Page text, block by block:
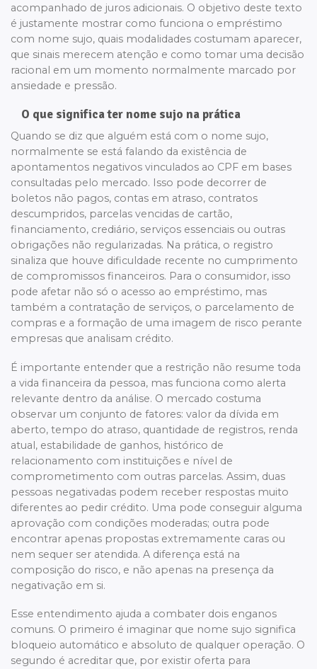
acompanhado de juros adicionais. O objetivo deste texto
é justamente mostrar como funciona o empréstimo
com nome sujo, quais modalidades costumam aparecer,
que sinais merecem atenção e como tomar uma decisão
racional em um momento normalmente marcado por
ansiedade e pressão.
O que significa ter nome sujo na prática
Quando se diz que alguém está com o nome sujo,
normalmente se está falando da existência de
apontamentos negativos vinculados ao CPF em bases
consultadas pelo mercado. Isso pode decorrer de
boletos não pagos, contas em atraso, contratos
descumpridos, parcelas vencidas de cartão,
financiamento, crediário, serviços essenciais ou outras
obrigações não regularizadas. Na prática, o registro
sinaliza que houve dificuldade recente no cumprimento
de compromissos financeiros. Para o consumidor, isso
pode afetar não só o acesso ao empréstimo, mas
também a contratação de serviços, o parcelamento de
compras e a formação de uma imagem de risco perante
empresas que analisam crédito.
É importante entender que a restrição não resume toda
a vida financeira da pessoa, mas funciona como alerta
relevante dentro da análise. O mercado costuma
observar um conjunto de fatores: valor da dívida em
aberto, tempo do atraso, quantidade de registros, renda
atual, estabilidade de ganhos, histórico de
relacionamento com instituições e nível de
comprometimento com outras parcelas. Assim, duas
pessoas negativadas podem receber respostas muito
diferentes ao pedir crédito. Uma pode conseguir alguma
aprovação com condições moderadas; outra pode
encontrar apenas propostas extremamente caras ou
nem sequer ser atendida. A diferença está na
composição do risco, e não apenas na presença da
negativação em si.
Esse entendimento ajuda a combater dois enganos
comuns. O primeiro é imaginar que nome sujo significa
bloqueio automático e absoluto de qualquer operação. O
segundo é acreditar que, por existir oferta para